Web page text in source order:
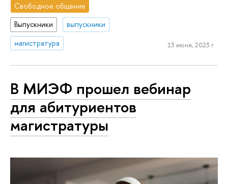
Свободное общение
Выпускники
выпускники
магистратура
13 июня, 2023 г.
В МИЭФ прошел вебинар
для абитуриентов
магистратуры